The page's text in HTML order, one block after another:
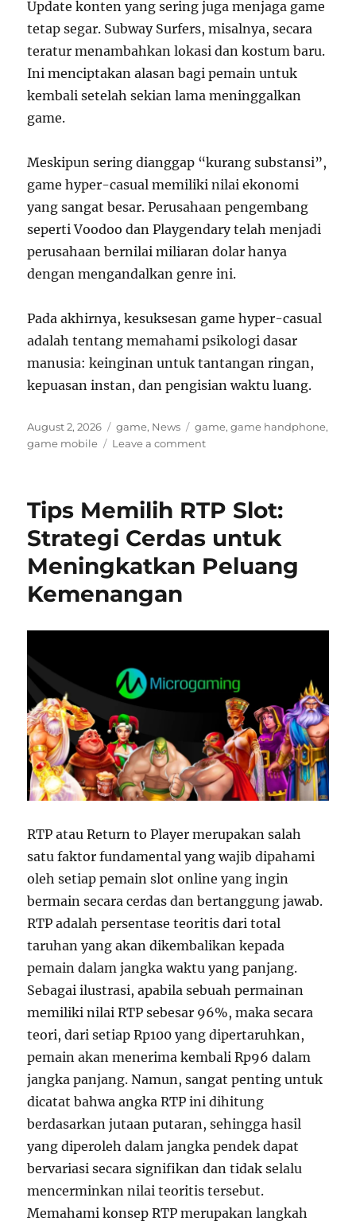
Update konten yang sering juga menjaga game
tetap segar. Subway Surfers, misalnya, secara
teratur menambahkan lokasi dan kostum baru.
Ini menciptakan alasan bagi pemain untuk
kembali setelah sekian lama meninggalkan
game.
Meskipun sering dianggap “kurang substansi”,
game hyper-casual memiliki nilai ekonomi
yang sangat besar. Perusahaan pengembang
seperti Voodoo dan Playgendary telah menjadi
perusahaan bernilai miliaran dolar hanya
dengan mengandalkan genre ini.
Pada akhirnya, kesuksesan game hyper-casual
adalah tentang memahami psikologi dasar
manusia: keinginan untuk tantangan ringan,
kepuasan instan, dan pengisian waktu luang.
P
o
d
n
August 2, 2026
C
a
o
r
i
e
s
game, News
T
a
game,game handphone,
game mobile
Leave a commento
h
s
i
a
i
k
s
u
k
s
n
G
e
H
p
e
r
C
a
s
l
d
i
o
n
Tips Memilih RTP Slot:
Strategi Cerdas untuk
Meningkatkan Peluang
Kemenangan
RTP atau Return to Player merupakan salah
satu faktor fundamental yang wajib dipahami
oleh setiap pemain slot online yang ingin
bermain secara cerdas dan bertanggung jawab.
RTP adalah persentase teoritis dari total
taruhan yang akan dikembalikan kepada
pemain dalam jangka waktu yang panjang.
Sebagai ilustrasi, apabila sebuah permainan
memiliki nilai RTP sebesar 96%, maka secara
teori, dari setiap Rp100 yang dipertaruhkan,
pemain akan menerima kembali Rp96 dalam
jangka panjang. Namun, sangat penting untuk
dicatat bahwa angka RTP ini dihitung
berdasarkan jutaan putaran, sehingga hasil
yang diperoleh dalam jangka pendek dapat
bervariasi secara signifikan dan tidak selalu
mencerminkan nilai teoritis tersebut.
Memahami konsep RTP merupakan langkah